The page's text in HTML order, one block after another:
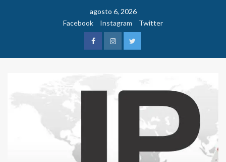
agosto 6, 2026
Facebook
Instagram Twitter
FacebookInstagramTwitter